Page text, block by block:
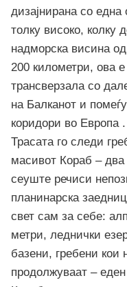
дизајнирана со една
толку високо, колку
надморска висина
200 километри, ова
трансверзала со
на Балканот и
коридори во Европа .
Трасата го следи
масивот Кораб –
сеуште речиси
планинарска
свет сам за себе:
метри, леднички
базени, гребени кои
продолжуваат –